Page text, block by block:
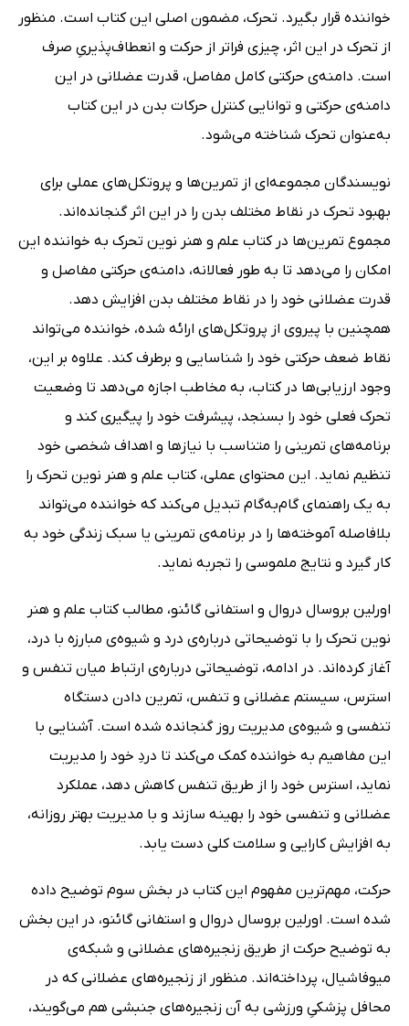
خواننده قرار بگیرد. تحرک، مضمون اصلی این کتاب است. منظور
از تحرک در این اثر، چیزی فراتر از حرکت و انعطاف‌پذیریِ صرف
است. دامنه‌ی حرکتی کامل مفاصل، قدرت عضلانی در این
دامنه‌ی حرکتی و توانایی کنترل حرکات بدن در این کتاب
به‌عنوان تحرک شناخته می‌شود.
نویسندگان مجموعه‌ای از تمرین‌ها و پروتکل‌های عملی برای
بهبود تحرک در نقاط مختلف بدن را در این اثر گنجانده‌اند.
مجموع تمرین‌ها در کتاب علم و هنر نوین تحرک به خواننده این
امکان را می‌دهد تا به طور فعالانه‌، دامنه‌ی حرکتی مفاصل و
قدرت عضلانی خود را در نقاط مختلف بدن افزایش دهد.
همچنین با پیروی از پروتکل‌های ارائه شده، خواننده می‌تواند
نقاط ضعف حرکتی خود را شناسایی و برطرف کند. علاوه بر این،
وجود ارزیابی‌ها در کتاب، به مخاطب اجازه می‌دهد تا وضعیت
تحرک فعلی خود را بسنجد، پیشرفت خود را پیگیری کند و
برنامه‌های تمرینی را متناسب با نیازها و اهداف شخصی خود
تنظیم نماید. این محتوای عملی، کتاب علم و هنر نوین تحرک را
به یک راهنمای گام‌به‌گام تبدیل می‌کند که خواننده می‌تواند
بلافاصله آموخته‌ها را در برنامه‌ی تمرینی یا سبک زندگی خود به
کار گیرد و نتایج ملموسی را تجربه نماید.
اورلین بروسال دروال و استفانی گائنو، مطالب کتاب علم و هنر
نوین تحرک را با توضیحاتی درباره‌ی درد و شیوه‌ی مبارزه با درد،
آغاز کرده‌‌اند. در ادامه، توضیحاتی درباره‌ی ارتباط میان تنفس و
استرس، سیستم عضلانی و تنفس، تمرین‌ دادن دستگاه
تنفسی و شیوه‌ی مدیریت روز گنجانده شده است. آشنایی با
این مفاهیم به خواننده کمک می‌کند تا دردِ خود را مدیریت
نماید، استرس خود را از طریق تنفس کاهش دهد، عملکرد
عضلانی و تنفسی خود را بهینه سازند و با مدیریت بهتر روزانه،
به افزایش کارایی و سلامت کلی دست یابد.
حرکت، مهم‌ترین مفهوم این کتاب در بخش سوم توضیح داده
شده‌ است. اورلین بروسال دروال و استفانی گائنو، در این بخش
به توضیح حرکت از طریق زنجیره‌های عضلانی و شبکه‌ی
میوفاشیال، پرداخته‌اند. منظور از زنجیره‌های عضلانی که در
محافل پزشکیِ ورزشی به آن زنجیره‌های جنبشی هم می‌‌گویند،